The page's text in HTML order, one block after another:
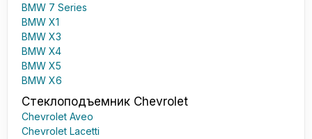
BMW 7 Series
BMW X1
BMW X3
BMW X4
BMW X5
BMW X6
Стеклоподъемник Chevrolet
Chevrolet Aveo
Chevrolet Lacetti